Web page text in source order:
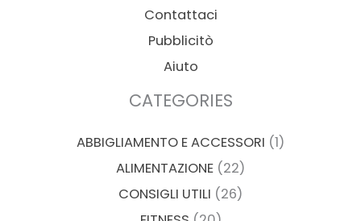
Contattaci
Pubblicitò
Aiuto
CATEGORIES
ABBIGLIAMENTO E ACCESSORI (1)
ALIMENTAZIONE (22)
CONSIGLI UTILI (26)